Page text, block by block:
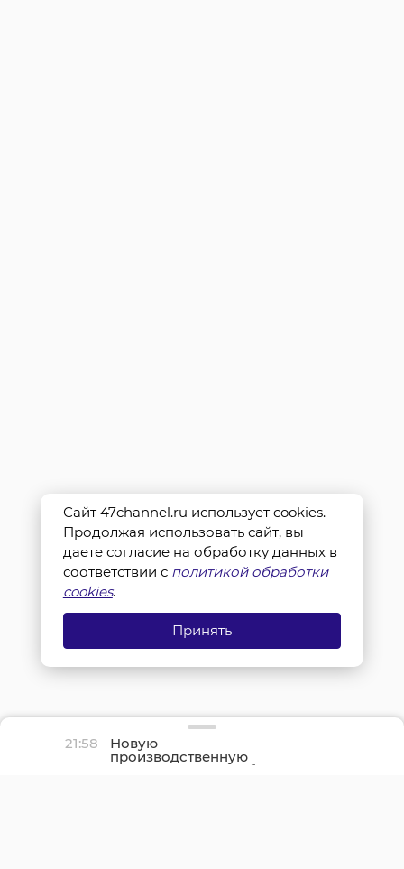
21:58 Новую
производственную
площадку птицефабрики
Сайт 47channel.ru использует cookies.
Продолжая использовать сайт, вы
даете согласие на обработку данных в
соответствии с политикой обработки
cookies.
Принять